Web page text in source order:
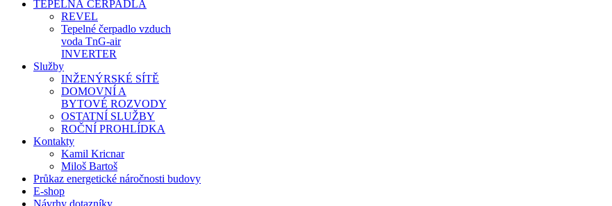
TEPELNÁ ČERPADLA
REVEL
Tepelné čerpadlo vzduch
voda TnG-air
INVERTER
Služby
INŽENÝRSKÉ SÍTĚ
DOMOVNÍ A
BYTOVÉ ROZVODY
OSTATNÍ SLUŽBY
ROČNÍ PROHLÍDKA
Kontakty
Kamil Kricnar
Miloš Bartoš
Průkaz energetické náročnosti budovy
E-shop
Návrhy dotazníky